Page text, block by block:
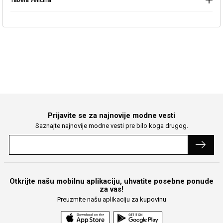
Prijavite se za najnovije modne vesti
Saznajte najnovije modne vesti pre bilo koga drugog.
Otkrijte našu mobilnu aplikaciju, uhvatite posebne ponude
za vas!
Preuzmite našu aplikaciju za kupovinu